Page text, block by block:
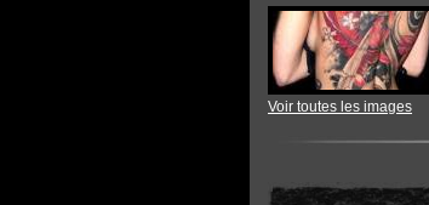
Voir toutes les images